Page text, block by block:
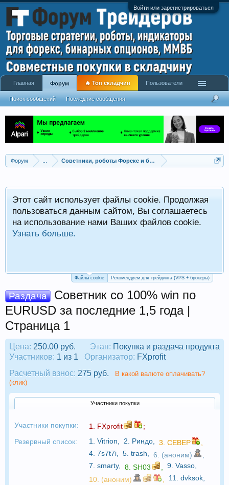
Войти или зарегистрироваться
Форум Советники, роботы Форекс и бинарных опционов
Этот сайт использует файлы cookie. Продолжая
пользоваться данным сайтом, Вы соглашаетесь
на использование нами Ваших файлов cookie.
Узнать больше.
Файлы cookie Рекомендуем для трейдинга (VPS + брокеры)
Раздача
Советник со 100% win по
EURUSD за последние 1,5 года |
Страница 1
Этап: Покупка и раздача продукта
Цена: 250.00 руб.
Участников: 1 из 1 Организатор: FXprofit
Расчетный взнос: 275 руб.
В какой валюте оплачивать?
(клик)
Участники покупки
Участники покупки: 1. FXprofit
;
Резервный список:
1. Vitrion 2. Риндо 3. CEBEP
4. 7s7t7i 5. trash 6. (аноним)
7. smarty, 8. SH03 9. Vasso
10. (аноним)
11. dvksok
Главная Форум
Поиск сообщений Последние сообщения
🔥 Топ складчин Пользователи